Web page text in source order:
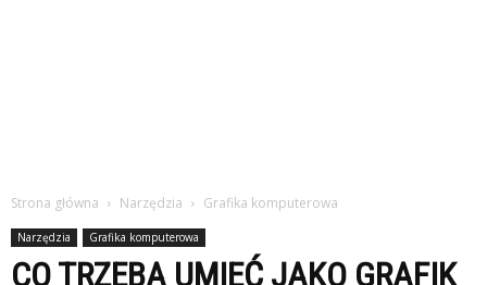
Strona główna Narzędzia Grafika komputerowa
Narzędzia Grafika komputerowa
CO TRZEBA UMIEĆ JAKO GRAFIK